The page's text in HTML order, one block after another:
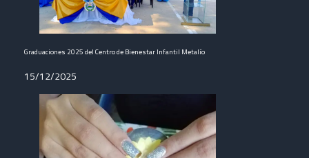
Graduaciones 2025 del Centro de Bienestar Infantil Metalío
15/12/2025